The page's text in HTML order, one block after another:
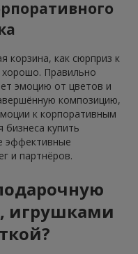
корзина, как сюрприз к
Правильно
эмоцию от цветов и
композицию,
к корпоративным
бизнеса купить
эффективные
и партнёров.
игрушками